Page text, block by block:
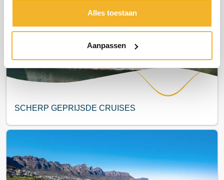
Alles toestaan
Aanpassen
SCHERP GEPRIJSDE CRUISES